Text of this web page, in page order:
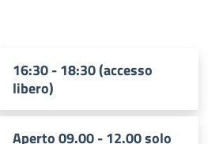
16:30 - 18:30 (accesso
libero)
Aperto 09.00 - 12.00 solo